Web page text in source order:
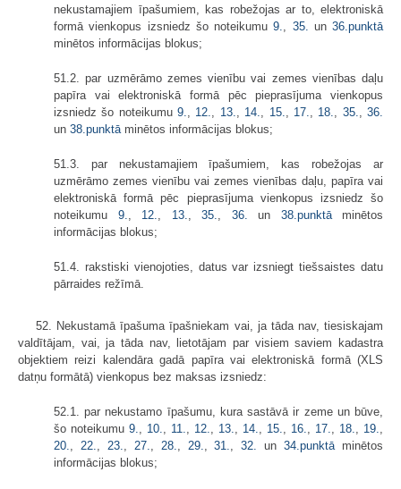
nekustamajiem īpašumiem, kas robežojas ar to, elektroniskā
formā vienkopus izsniedz šo noteikumu9. 35. un 36.punktā
minētos informācijas blokus;
51.2. par uzmērāmo zemes vienību vai zemes vienības daļu
papīra vai elektroniskā formā pēc pieprasījuma vienkopus
izsniedz šo noteikumu9. 12. 13. 14. 15. 17. 18. 35. ,36.
un 38.punktā minētos informācijas blokus;
51.3. par nekustamajiem īpašumiem, kas robežojas ar
uzmērāmo zemes vienību vai zemes vienības daļu, papīra vai
elektroniskā formā pēc pieprasījuma vienkopus izsniedz šo
noteikumu 9. 12. 13. 35. 36. un 38.punktāminētos
informācijas blokus;
51.4. rakstiski vienojoties, datus var izsniegt tiešsaistes datu
pārraides režīmā.
52. Nekustamā īpašuma īpašniekam vai, ja tāda nav, tiesiskajam
valdītājam, vai, ja tāda nav, lietotājam par visiem saviem kadastra
objektiem reizi kalendāra gadā papīra vai elektroniskā formā (XLS
datņu formātā) vienkopus bez maksas izsniedz:
52.1. par nekustamo īpašumu, kura sastāvā ir zeme un būve,
šo noteikumu 9. 10. 11. 12. 13. 14. 15. 16. 17. 18. 19.
20.
22. 23. 27. 28. 29. ,31. ,32.un34.punktā minētos
informācijas blokus;